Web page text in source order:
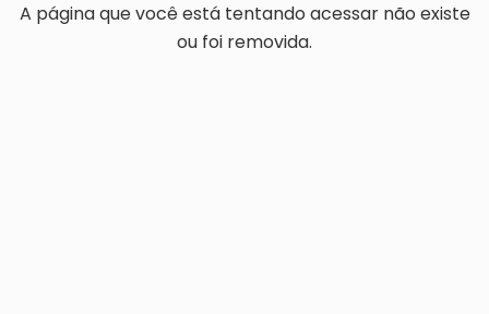
A página que você está tentando acessar não existe
ou foi removida.